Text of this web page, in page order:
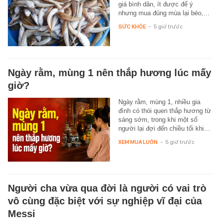
giá bình dân, ít được để ý
nhưng mua đúng mùa lại béo,…
SỨC KHỎE - 5 giờ trước
Ngày rằm, mùng 1 nên thắp hương lúc mấy
giờ?
Ngày rằm, mùng 1, nhiều gia
đình có thói quen thắp hương từ
sáng sớm, trong khi một số
người lại đợi đến chiều tối khi…
XEM MUA LUÔN - 5 giờ trước
Người cha vừa qua đời là người có vai trò
vô cùng đặc biệt với sự nghiệp vĩ đại của
Messi